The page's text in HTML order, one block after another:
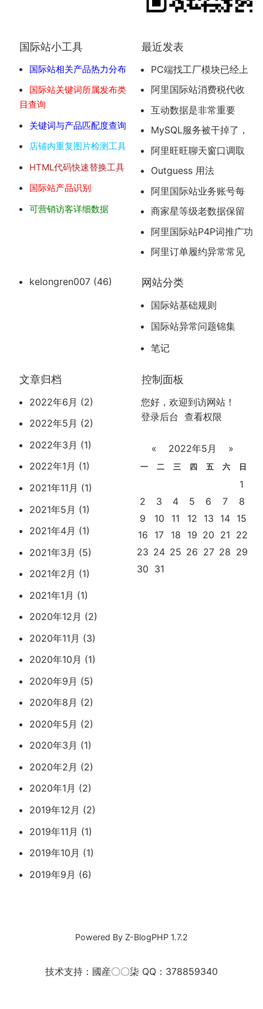
国际站小工具
国际站相关产品热力分布
国际站关键词所属发布类
目查询
关键词与产品匹配度查询
店铺内重复图片检测工具
HTML代码快速替换工具
国际站产品识别
可营销访客详细数据
最近发表
PC端找工厂模块已经上
阿里国际站消费税代收
问题
互动数据是非常重要
的，平时务必要重视与客
MySQL服务被干掉了，
如何恢复
阿里旺旺聊天窗口调取
代码（备用）
Outguess 用法
阿里国际站业务账号每
天要关注的后台页面
商家星等级老数据保留
阿里国际站P4P词推广功
能升级保留信息
阿里订单履约异常常见
kelongren007(46) 网站分类
国际站基础规则
国际站异常问题锦集
笔记
文章归档
2022年6月 (2)
2022年5月 (2)
2022年3月 (1)
2022年1月 (1)
2021年11月 (1)
2021年5月 (1)
2021年4月 (1)
2021年3月 (5)
2021年2月 (1)
2021年1月 (1)
2020年12月 (2)
2020年11月 (3)
2020年10月 (1)
2020年9月 (5)
2020年8月 (2)
2020年5月 (2)
2020年3月 (1)
2020年2月 (2)
2020年1月 (2)
2019年12月 (2)
2019年11月 (1)
2019年10月 (1)
2019年9月 (6)
控制面板
您好，欢迎到访网站！
登录后台 查看权限
« 2022年5月 »
一 二 三 四 五 六 日
1
2
3 4 5 6 7
8
9
10 11 12 13 14
15
16
17 18 19 20 21 22
23 24 25 26 27 28 29
30 31
Powered By Z-BlogPHP 1.7.2
技术支持：國産〇〇柒 QQ：378859340